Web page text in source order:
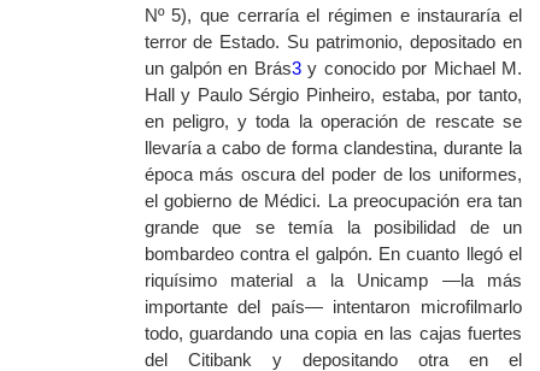
Nº 5), que cerraría el régimen e instauraría el
terror de Estado. Su patrimonio, depositado en
un galpón en Brás3y conocido por Michael M.
Hall y Paulo Sérgio Pinheiro, estaba, por tanto,
en peligro, y toda la operación de rescate se
llevaría a cabo de forma clandestina, durante la
época más oscura del poder de los uniformes,
el gobierno de Médici. La preocupación era tan
grande que se temía la posibilidad de un
bombardeo contra el galpón. En cuanto llegó el
riquísimo material a la Unicamp —la más
importante del país— intentaron microfilmarlo
todo, guardando una copia en las cajas fuertes
del Citibank y depositando otra en el